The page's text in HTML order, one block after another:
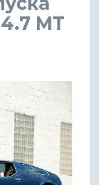
MT